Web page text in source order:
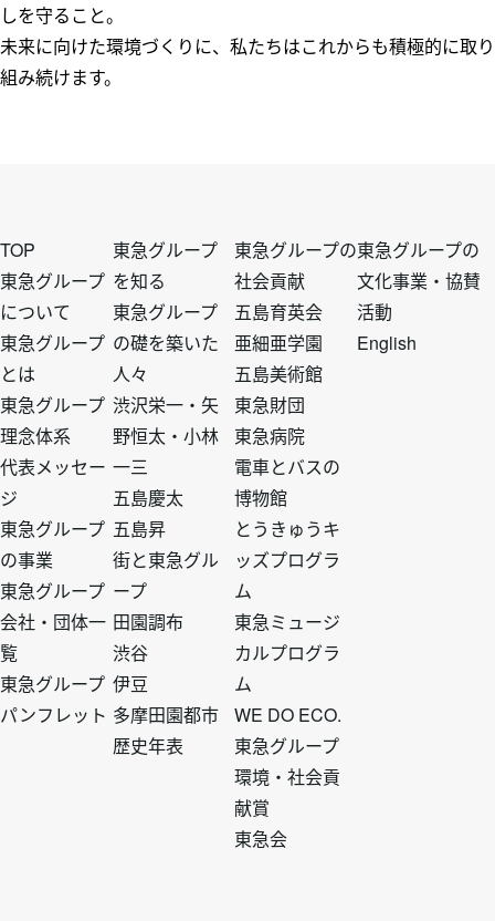
しを守ること。
未来に向けた環境づくりに、私たちはこれからも積極的に取り
組み続けます。
フ
ッ
タ
ー
ト
ッ
プ
1
TOP
東急グループ
について
東急グループ
とは
東急グループ
理念体系
代表メッセー
ジ
東急グループ
の事業
東急グループ
会社・団体一
覧
東急グループ
パンフレット
フ
ッ
タ
ー
ト
ッ
プ
2
東急グループ
を知る
東急グループ
の礎を築いた
人々
渋沢栄一・矢
野恒太・小林
一三
五島慶太
五島昇
街と東急グル
ープ
田園調布
渋谷
伊豆
多摩田園都市
歴史年表
フ
ッ
タ
ー
ト
ッ
プ
3
東急グループの
社会貢献
五島育英会
亜細亜学園
五島美術館
東急財団
東急病院
電車とバスの
博物館
とうきゅうキ
ッズプログラ
ム
東急ミュージ
カルプログラ
ム
WE DO ECO.
東急グループ
環境・社会貢
献賞
東急会
フ
ッ
東急グループの
文化事業・協賛
活動
English